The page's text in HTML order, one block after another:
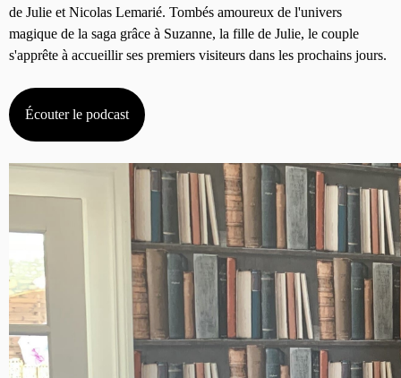
11h00 - 16h00
LE WEEK-END CHAMPAGNE FM
de Julie et Nicolas Lemarié. Tombés amoureux de l'univers
magique de la saga grâce à Suzanne, la fille de Julie, le couple
s'apprête à accueillir ses premiers visiteurs dans les prochains jours.
Écouter le podcast